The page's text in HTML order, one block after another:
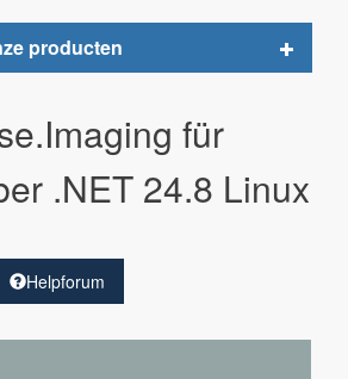
producten
Toggle
für
.NET 24.8 Linux
Helpforum